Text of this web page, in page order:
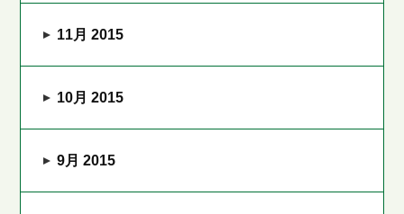
11月 2015
10月 2015
9月 2015